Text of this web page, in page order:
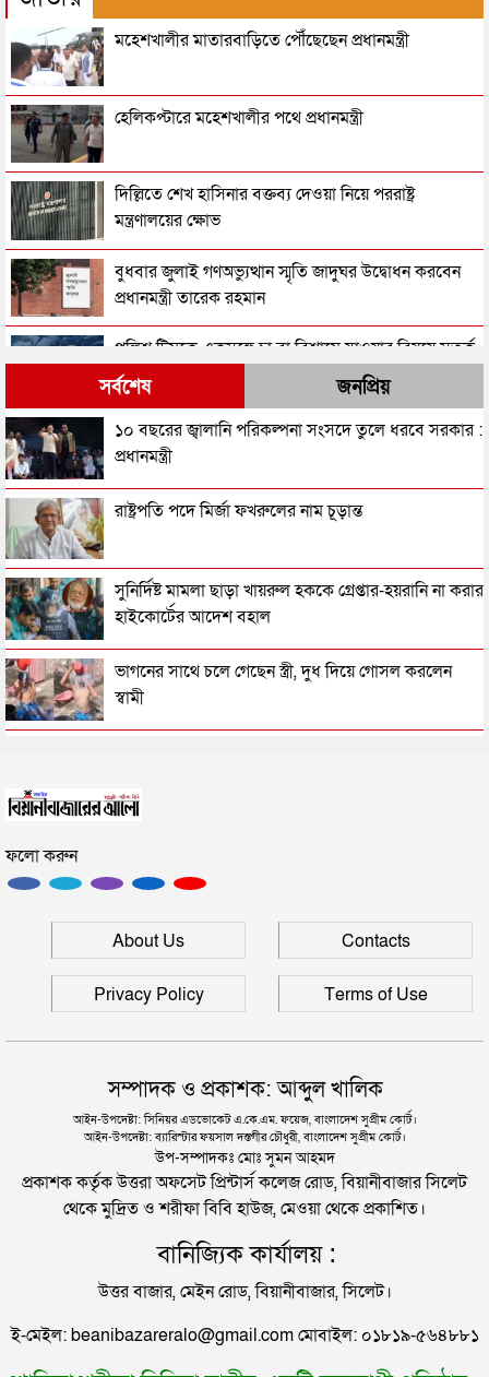
মহেশখালীর মাতারবাড়িতে পৌঁছেছেন প্রধানমন্ত্রী
হেলিকপ্টারে মহেশখালীর পথে প্রধানমন্ত্রী
দিল্লিতে শেখ হাসিনার বক্তব্য দেওয়া নিয়ে পররাষ্ট্র
মন্ত্রণালয়ের ক্ষোভ
বুধবার জুলাই গণঅভ্যুত্থান স্মৃতি জাদুঘর উদ্বোধন করবেন
প্রধানমন্ত্রী তারেক রহমান
পুলিশ টিমকে একসঙ্গে চা বা বিশ্রামে যাওয়ার বিষয়ে সতর্ক
করলেন স্বরাষ্ট্রমন্ত্রী
প্রধানমন্ত্রীর সঙ্গে যুক্তরাষ্ট্রের বিশেষ দূত সার্জিও গরের সাক্ষাৎ
স্পিকারের নির্দেশনা পেলেই গাজী নজরুলের এমপি পদ নিয়ে
সাবেক রাষ্ট্রপতি সাহাবুদ্দিন ও আবদুল হামিদের বিরুদ্ধে
ট্রাইব্যুনালে অভিযোগ
রাষ্ট্রপতি পদ থেকে পদত্যাগ করছেন মোহাম্মদ সাহাবুদ্দিন!
তরুণীর সাথে ভিডিও: গাজী নজরুলকে এমপি পদ ছাড়তে
একনেকে ১৪ হাজার ৪১ কোটি টাকার ৮ প্রকল্প অনুমোদন
ভিডিওর তরুণীকে এবার নিজের ‘দ্বিতীয় স্ত্রী’ দাবি করছেন
শহীদ জিয়া হত্যার বিষয়ে বেরিয়ে আসছে চাঞ্চল্যকর তথ্য
জিয়া হত্যা: মেজর মোজাফফর যেভাবে শনাক্ত হন
চূড়ান্ত ভোটকেন্দ্রের তালিকা প্রকাশ ২৭ আগস্ট
সর্বশেষ জনপ্রিয়
১০ বছরের জ্বালানি পরিকল্পনা সংসদে তুলে ধরবে সরকার :
প্রধানমন্ত্রী
রাষ্ট্রপতি পদে মির্জা ফখরুলের নাম চূড়ান্ত
সুনির্দিষ্ট মামলা ছাড়া খায়রুল হককে গ্রেপ্তার-হয়রানি না করার
হাইকোর্টের আদেশ বহাল
ভাগনের সাথে চলে গেছেন স্ত্রী, দুধ দিয়ে গোসল করলেন
স্বামী
সিলেটে স্বামী উপপরিচালক ক্ষমতার কেন্দ্রে স্ত্রী!
হবিগঞ্জে মহাসড়কে ত্রিমুখী সংঘর্ষে প্রাণ গেল ২ জনের
সিলেটে বিদ্যুৎস্পৃষ্টে প্রাণ গেল সিসিক কর্মীর
প্রেমিকের বাড়িতে স্ত্রীর অনশন: দুধ দিয়ে গোসল করে সম্পর্ক
বিচ্ছেদ স্বামীর
ফলো করুন
About Us Contacts
Privacy Policy Terms of Use
সম্পাদক ও প্রকাশক: আব্দুল খালিক
আইন-উপদেষ্টা: সিনিয়র এডভোকেট এ.কে.এম. ফয়েজ, বাংলাদেশ সুপ্রীম কোর্ট।
আইন-উপদেষ্টা: ব্যারিস্টার ফয়সাল দস্তগীর চৌধুরী, বাংলাদেশ সুপ্রীম কোর্ট।
উপ-সম্পাদকঃ মোঃ সুমন আহমদ
প্রকাশক কর্তৃক উত্তরা অফসেট প্রিন্টার্স কলেজ রোড, বিয়ানীবাজার সিলেট
থেকে মুদ্রিত ও শরীফা বিবি হাউজ, মেওয়া থেকে প্রকাশিত।
বানিজ্যিক কার্যালয় :
উত্তর বাজার, মেইন রোড, বিয়ানীবাজার, সিলেট।
ই-মেইল: beanibazareralo@gmail.com মোবাইল: ০১৮১৯-৫৬৪৮৮১